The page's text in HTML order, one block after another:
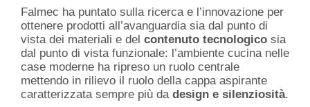
Falmec ha puntato sulla ricerca e l’innovazione per
ottenere prodotti all’avanguardia sia dal punto di
vista dei materiali e del contenuto tecnologico sia
dal punto di vista funzionale: l’ambiente cucina nelle
case moderne ha ripreso un ruolo centrale
mettendo in rilievo il ruolo della cappa aspirante
caratterizzata sempre più da design e silenziosità.